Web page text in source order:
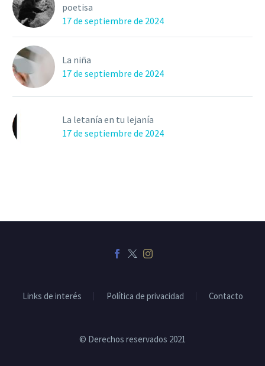
poetisa
17 de septiembre de 2024
La niña
17 de septiembre de 2024
La letanía en tu lejanía
17 de septiembre de 2024
Links de interés Política de privacidad Contacto
© Derechos reservados 2021